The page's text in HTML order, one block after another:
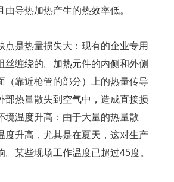
由导热加热产生的热效率低。
点是热量损失大：现有的企业专用
丝缠绕的。加热元件的内侧和外侧
（靠近枪管的部分）上的热量传导
部热量散失到空气中，造成直接损
境温度升高：由于大量的热量散
度升高，尤其是在夏天，这对生产
。某些现场工作温度已超过45度。